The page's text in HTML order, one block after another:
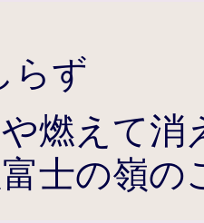
らず
燃えて消
士の嶺の